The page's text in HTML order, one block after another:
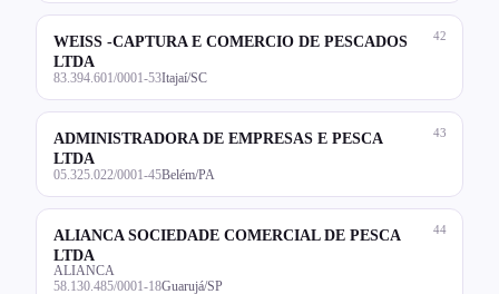
42
WEISS -CAPTURA E COMERCIO DE PESCADOS
LTDA
83.394.601/0001-53Itajaí/SC
43
ADMINISTRADORA DE EMPRESAS E PESCA
LTDA
05.325.022/0001-45Belém/PA
44
ALIANCA SOCIEDADE COMERCIAL DE PESCA
LTDA
ALIANCA
58.130.485/0001-18Guarujá/SP